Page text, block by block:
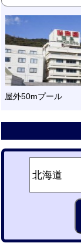
屋外50mプール